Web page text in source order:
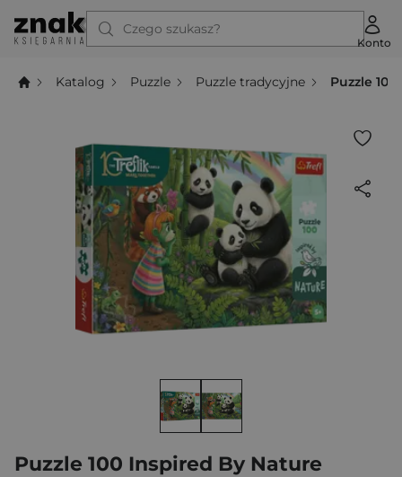
Czego szukasz?
Konto
Katalog Puzzle Puzzle tradycyjne Puzzle
Puzzle 100 Inspired By Nature